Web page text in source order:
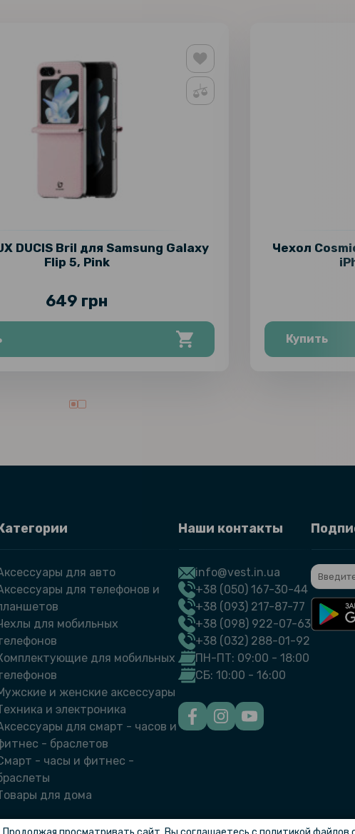
DUCIS Bril для Samsung Galaxy
Flip 5, Pink
649 грн
Чехол
Купить
для авто
для телефонов и
для мобильных
для мобильных
и женские аксессуары
и электроника
для смарт - часов и
- браслетов
- часы и фитнес -
для дома
Наши контакты
info@vest.in.ua
+38 (050) 167-30-44
+38 (093) 217-87-77
+38 (098) 922-07-63
+38 (032) 288-01-92
ПН-ПТ: 09:00 - 18:00
СБ: 10:00 - 16:00